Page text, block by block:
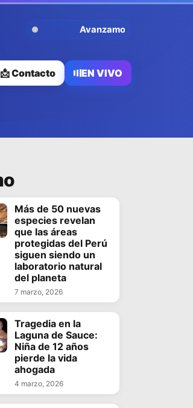
Avanzamos Contigo
📩 Contacto EN VIVO
Más de 50 nuevas
especies revelan
que las áreas
protegidas del Perú
siguen siendo un
laboratorio natural
del planeta
7 marzo, 2026
Tragedia en la
Laguna de Sauce:
Niña de 12 años
pierde la vida
ahogada
4 marzo, 2026